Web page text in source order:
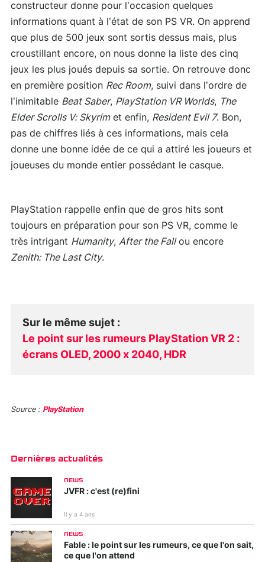
constructeur donne pour l’occasion quelques
informations quant à l’état de son PS VR. On apprend
que plus de 500 jeux sont sortis dessus mais, plus
croustillant encore, on nous donne la liste des cinq
jeux les plus joués depuis sa sortie. On retrouve donc
en première position Rec Room, suivi dans l’ordre de
l’inimitable Beat Saber, PlayStation VR Worlds, The
Elder Scrolls V: Skyrimet enfin, Resident Evil 7. Bon,
pas de chiffres liés à ces informations, mais cela
donne une bonne idée de ce qui a attiré les joueurs et
joueuses du monde entier possédant le casque.
PlayStation rappelle enfin que de gros hits sont
toujours en préparation pour son PS VR, comme le
très intrigant Humanity, After the Fallou encore
Zenith: The Last City.
Sur le même sujet :
Le point sur les rumeurs PlayStation VR 2 :
écrans OLED, 2000 x 2040, HDR
Source : PlayStation
Dernières actualités
NEWS
JVFR : c'est (re)fini
Il y a 4 ans
NEWS
Fable : le point sur les rumeurs, ce que l'on sait,
ce que l'on attend